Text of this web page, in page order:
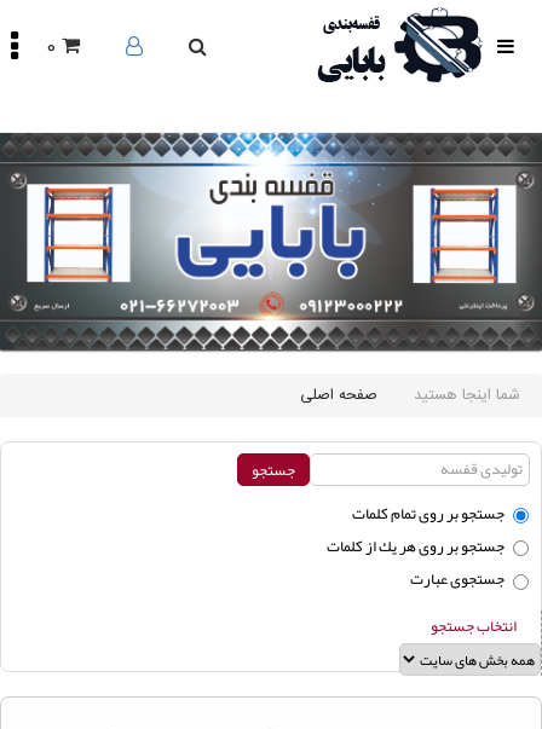
محصولات
مقالات
درباره
تماس
باما
اینستاگرام
سایر
لینک
0
شما اینجا هستید صفحه اصلی
جستجو بر روی تمام كلمات
جستجو بر روی هر يك از كلمات
جستجوی عبارت
انتخاب جستجو